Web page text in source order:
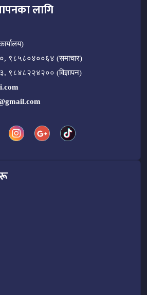
लागि
९८५८०४००६४ (समाचार)
९८४८२२४२०० (विज्ञापन)